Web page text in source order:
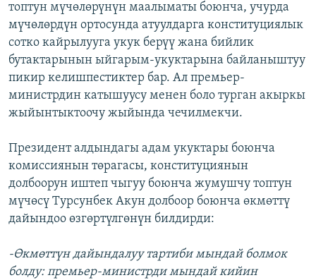
топтун мүчөлөрүнүн маалыматы боюнча, учурда
мүчөлөрдүн ортосунда атуулдарга конституциялык
сотко кайрылууга укук берүү жана бийлик
бутактарынын ыйгарым-укуктарына байланыштуу
пикир келишпестиктер бар. Ал премьер-
министрдин катышуусу менен боло турган акыркы
жыйынтыктоочу жыйында чечилмекчи.
Президент алдындагы адам укуктары боюнча
комиссиянын төрагасы, конституциянын
долбоорун иштеп чыгуу боюнча жумушчу топтун
мүчөсү Турсунбек Акун долбоор боюнча өкмөттү
дайындоо өзгөртүлгөнүн билдирди:
-Өкмөттүн дайындалуу тартиби мындай болмок
болду: премьер-министрди мындай кийин